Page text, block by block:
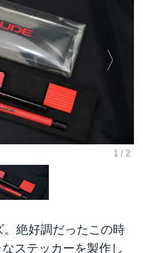
絶好調だったこの時
ステッカーを製作し